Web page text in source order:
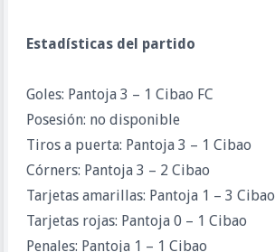
Estadísticas del partido
Goles: Pantoja 3 – 1 Cibao FC
Posesión: no disponible
Tiros a puerta: Pantoja 3 – 1 Cibao
Córners: Pantoja 3 – 2 Cibao
Tarjetas amarillas: Pantoja 1 – 3 Cibao
Tarjetas rojas: Pantoja 0 – 1 Cibao
Penales: Pantoja 1 – 1 Cibao